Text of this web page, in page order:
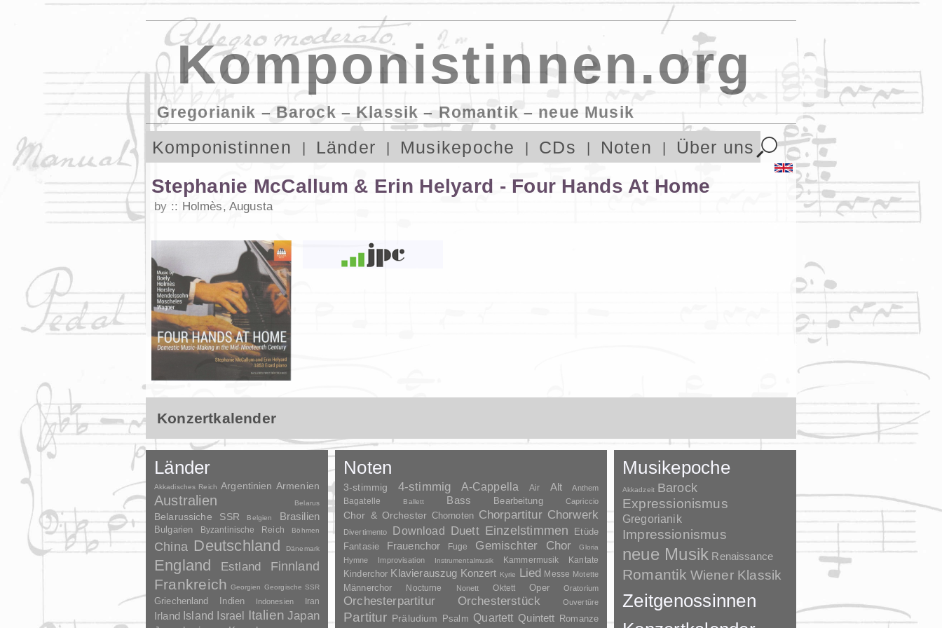
Komponistinnen.org
Gregorianik – Barock – Klassik – Romantik – neue Musik
Komponistinnen Länder Musikepoche CDs Noten Über uns
Stephanie McCallum & Erin Helyard - Four Hands At Home
by Holmès, Augusta
Konzertkalender
Länder
Akkadisches Reich Argentinien Armenien
Australien Belarus
Belarussiche SSR Belgien Brasilien
Bulgarien Byzantinische Reich Böhmen
China Deutschland Dänemark
England Estland Finnland
Frankreich Georgien Georgische SSR
Griechenland Indien Indonesien Iran
Irland Island Israel Italien Japan
Noten
3-stimmig 4-stimmig A-Cappella Air Alt Anthem
Bagatelle Ballett Bass Bearbeitung Capriccio
Chor & Orchester Chornoten Chorpartitur Chorwerk
Divertimento Download Duett Einzelstimmen Etüde
Fantasie Frauenchor Fuge Gemischter Chor Gloria
Hymne Improvisation Instrumentalmusik Kammermusik Kantate
Kinderchor Klavierauszug Konzert Kyrie Lied Messe Motette
Männerchor Nocturne Nonett Oktett Oper Oratorium
Orchesterpartitur Orchesterstück Ouvertüre
Partitur Präludium Psalm Quartett Quintett Romanze
Musikepoche
Akkadzeit Barock
Expressionismus
Gregorianik
Impressionismus
neue Musik Renaissance
Romantik Wiener Klassik
Zeitgenossinnen